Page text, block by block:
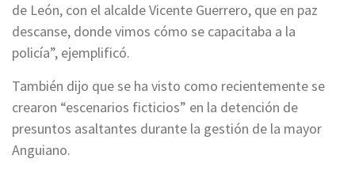
de León, con el alcalde Vicente Guerrero, que en paz
descanse, donde vimos cómo se capacitaba a la
policía”, ejemplificó.
También dijo que se ha visto como recientemente se
crearon “escenarios ficticios” en la detención de
presuntos asaltantes durante la gestión de la mayor
Anguiano.